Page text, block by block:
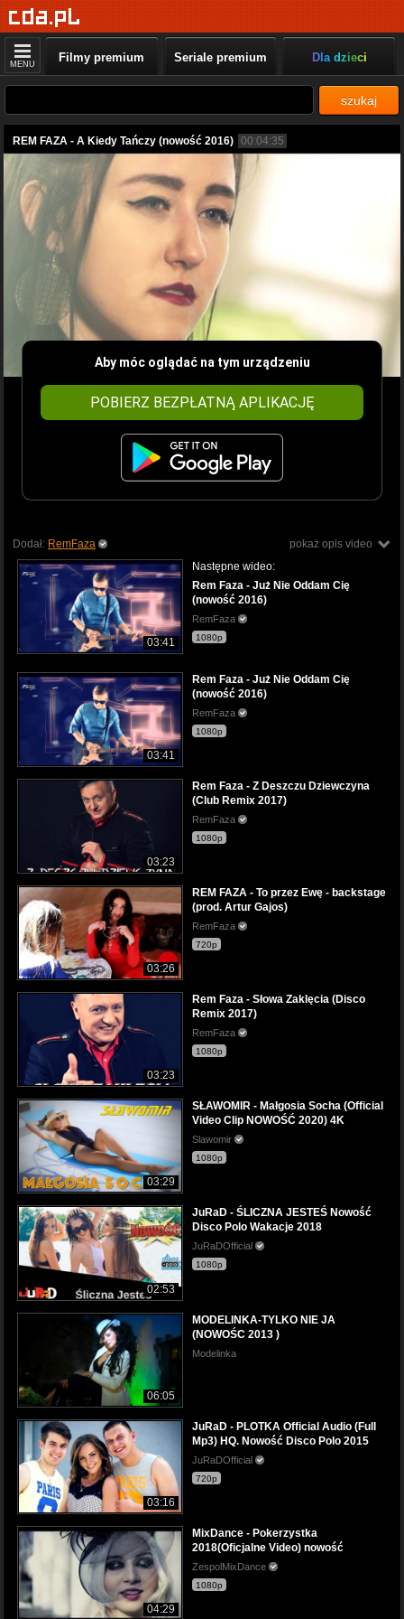
MENU Filmy premium Seriale premium Dla dzieci
szukaj
REM FAZA - A Kiedy Tańczy (nowość 2016) 00:04:35
Aby móc oglądać na tym urządzeniu
POBIERZ BEZPŁATNĄ APLIKACJĘ
pokaż opis video
Dodał: RemFaza
03:41
Następne wideo:
Rem Faza - Już Nie Oddam Cię
(nowość 2016)
RemFaza
1080p
03:41
Rem Faza - Już Nie Oddam Cię
(nowość 2016)
RemFaza
1080p
03:23
Rem Faza - Z Deszczu Dziewczyna
(Club Remix 2017)
RemFaza
1080p
03:26
REM FAZA - To przez Ewę - backstage
(prod. Artur Gajos)
RemFaza
720p
03:23
Rem Faza - Słowa Zaklęcia (Disco
Remix 2017)
RemFaza
1080p
03:29
SŁAWOMIR - Małgosia Socha (Official
Video Clip NOWOŚĆ 2020) 4K
Slawomir
1080p
02:53
JuRaD - ŚLICZNA JESTEŚ Nowość
Disco Polo Wakacje 2018
JuRaDOfficial
1080p
06:05
MODELINKA-TYLKO NIE JA
(NOWOŚC 2013 )
Modelinka
03:16
JuRaD - PLOTKA Official Audio (Full
Mp3) HQ. Nowość Disco Polo 2015
JuRaDOfficial
720p
04:29
MixDance - Pokerzystka
2018(Oficjalne Video) nowość
ZespolMixDance
1080p